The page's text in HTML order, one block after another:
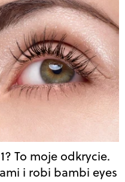
To moje odkrycie.
i robi bambi eyes